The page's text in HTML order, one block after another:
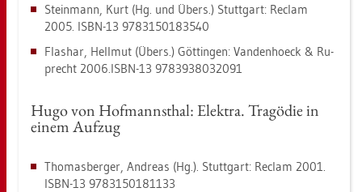
Stein­mann, Kurt (Hg. und Übers.) Stutt­gart: Re­clam
2005. ISBN-13 9783150183540
Flas­har, Hell­mut (Übers.) Göt­tin­gen: Van­den­hoeck & Ru­
precht 2006.​ISBN-13 9783938032091
Hugo von Hof­manns­thal: Elek­tra. Tra­gö­die in
einem Auf­zug
Tho­mas­ber­ger, An­dre­as (Hg.). Stutt­gart: Re­clam 2001.
ISBN-13 9783150181133